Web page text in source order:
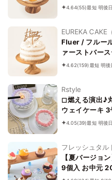
小麦不使用
4.64(55)最短 明後日
EUREKA CAKE
Fluer / フルー
ァーストバー
パー付き グル
4.62(159)最短 明後
Rstyle
◻︎燃える演出♪
ウェイケーキ
イルケーキ｜
4.05(39)最短 明後日
フレッシュタル
【夏バージョ
9個入 お中元